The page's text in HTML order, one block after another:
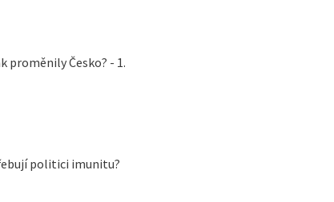
proměnily Česko? - 1.
politici imunitu?